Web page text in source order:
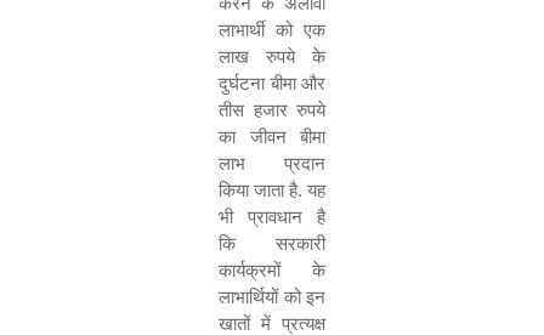
लाभार्थी को एक
लाख रुपये के
दुर्घटना बीमा और
तीस हजार रुपये
का जीवन बीमा
लाभ प्रदान
किया जाता है. यह
भी प्रावधान है
कि सरकारी
कार्यक्रमों के
लाभार्थियों को इन
खातों में प्रत्यक्ष